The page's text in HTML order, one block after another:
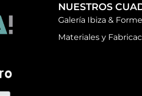
NUESTROS
Galería Ibiza &
Materiales y